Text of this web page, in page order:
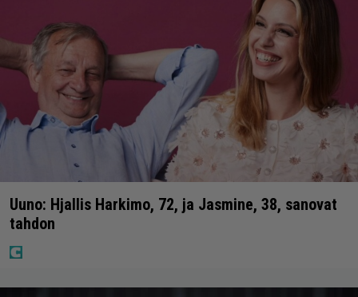
Uuno: Hjallis Harkimo, 72, ja Jasmine, 38, sanovat
tahdon